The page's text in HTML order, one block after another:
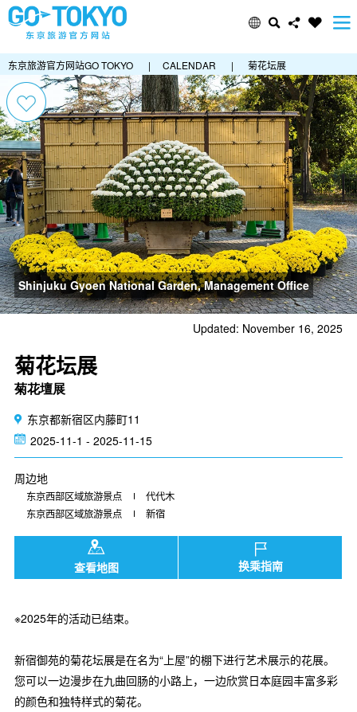
东京旅游官方网站GO TOKYO | CALENDAR | 菊花坛展
Shinjuku Gyoen National Garden, Management Office
Updated: November 16, 2025
菊花坛展
菊花壇展
东京都新宿区内藤町11
2025-11-1 - 2025-11-15
周边地
东京西部区域旅游景点
代代木
东京西部区域旅游景点
新宿
查看地图 换乘指南
※2025年的活动已结束。
新宿御苑的菊花坛展是在名为“上屋”的棚下进行艺术展示的花展。
您可以一边漫步在九曲回肠的小路上，一边欣赏日本庭园丰富多彩
的颜色和独特样式的菊花。